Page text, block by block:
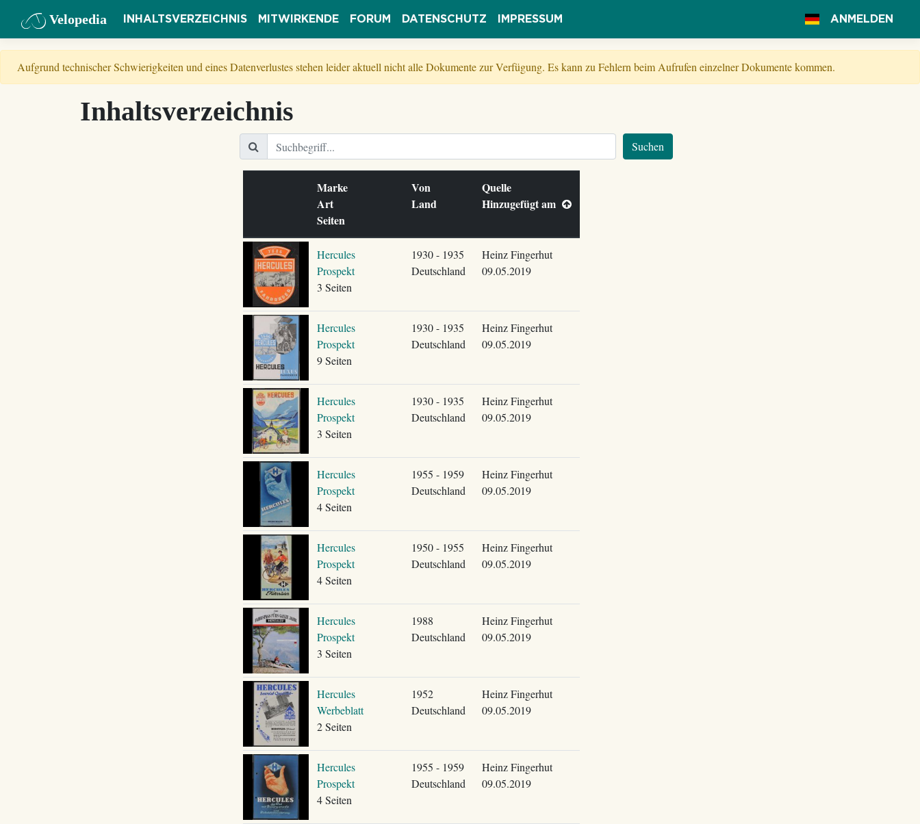
Velopedia INHALTSVERZEICHNIS MITWIRKENDE FORUM DATENSCHUTZ IMPRESSUM ANMELDEN
Aufgrund technischer Schwierigkeiten und eines Datenverlustes stehen leider aktuell nicht alle Dokumente zur Verfügung. Es kann zu Fehlern beim Aufrufen einzelner Dokumente kommen.
Inhaltsverzeichnis
Suchen
Marke
Art
Seiten
Von
Land
Quelle
Hinzugefügt am
Hercules
Prospekt
3 Seiten
1930 - 1935
Deutschland
Heinz Fingerhut
09.05.2019
Hercules
Prospekt
9 Seiten
1930 - 1935
Deutschland
Heinz Fingerhut
09.05.2019
Hercules
Prospekt
3 Seiten
1930 - 1935
Deutschland
Heinz Fingerhut
09.05.2019
Hercules
Prospekt
4 Seiten
1955 - 1959
Deutschland
Heinz Fingerhut
09.05.2019
Hercules
Prospekt
4 Seiten
1950 - 1955
Deutschland
Heinz Fingerhut
09.05.2019
Hercules
Prospekt
3 Seiten
1988
Deutschland
Heinz Fingerhut
09.05.2019
Hercules
Werbeblatt
2 Seiten
1952
Deutschland
Heinz Fingerhut
09.05.2019
Hercules
Prospekt
4 Seiten
1955 - 1959
Deutschland
Heinz Fingerhut
09.05.2019